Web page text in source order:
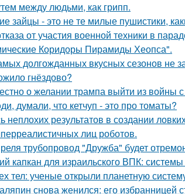
между людьми, как грипп.
зайцы - это не те милые пушистики,
от участия военной техники в
Коридоры Пирамиды Хеопса".
долгожданных вкусных сезонов не
гнёздово?
о желании трампа выйти из войны
думали, что кетчуп - это про томаты?
неплохих результатов в создании
лиц роботов.
трубопровод "Дружба" будет
капкан для израильского ВПК:
тел: ученые открыли планетную
снова женился: его избранницей